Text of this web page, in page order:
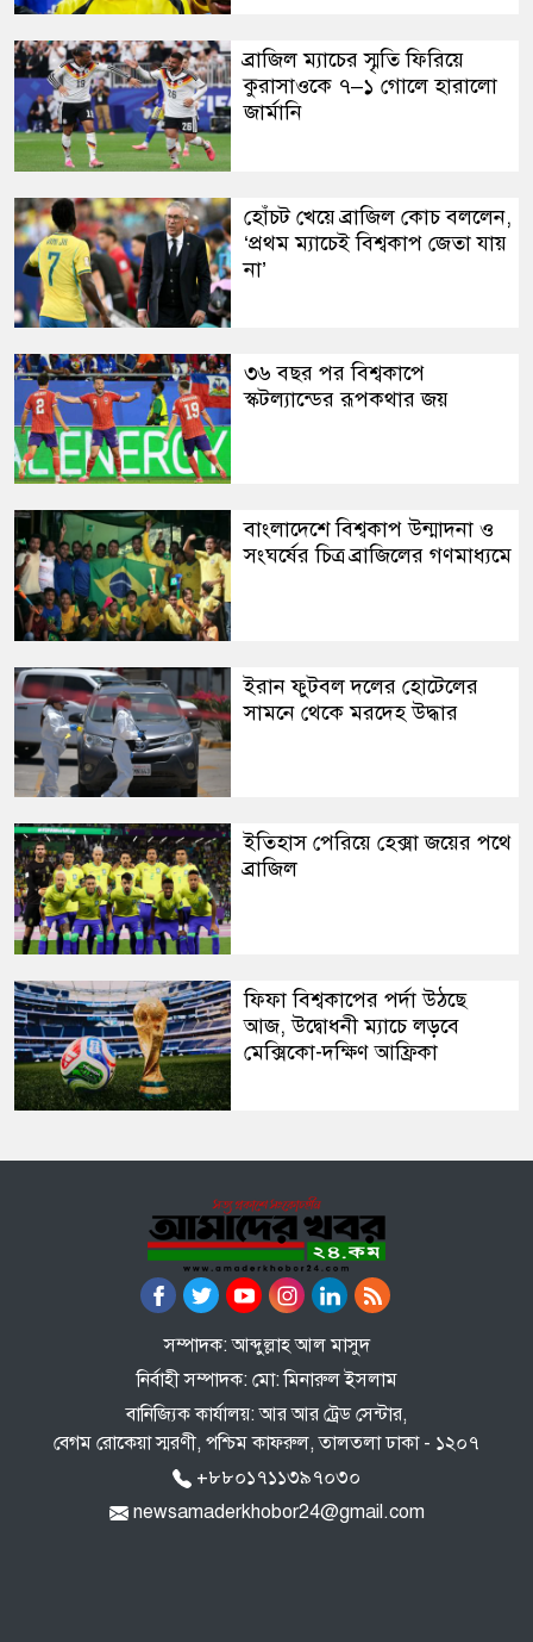
ব্রাজিল ম্যাচের স্মৃতি ফিরিয়ে
কুরাসাওকে ৭–১ গোলে হারালো
জার্মানি
হোঁচট খেয়ে ব্রাজিল কোচ বললেন,
‘প্রথম ম্যাচেই বিশ্বকাপ জেতা যায়
না’
৩৬ বছর পর বিশ্বকাপে
স্কটল্যান্ডের রূপকথার জয়
বাংলাদেশে বিশ্বকাপ উন্মাদনা ও
সংঘর্ষের চিত্র ব্রাজিলের গণমাধ্যমে
ইরান ফুটবল দলের হোটেলের
সামনে থেকে মরদেহ উদ্ধার
ইতিহাস পেরিয়ে হেক্সা জয়ের পথে
ব্রাজিল
ফিফা বিশ্বকাপের পর্দা উঠছে
আজ, উদ্বোধনী ম্যাচে লড়বে
মেক্সিকো-দক্ষিণ আফ্রিকা
সম্পাদক: আব্দুল্লাহ আল মাসুদ
নির্বাহী সম্পাদক: মো: মিনারুল ইসলাম
বানিজ্যিক কার্যালয়: আর আর ট্রেড সেন্টার,
বেগম রোকেয়া স্মরণী, পশ্চিম কাফরুল, তালতলা ঢাকা - ১২০৭
+৮৮০১৭১১৩৯৭০৩০
newsamaderkhobor24@gmail.com